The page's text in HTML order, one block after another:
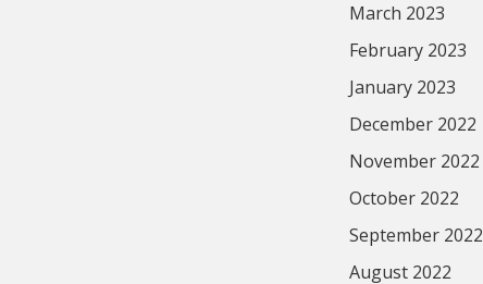
March 2023
February 2023
January 2023
December 2022
November 2022
October 2022
September 2022
August 2022